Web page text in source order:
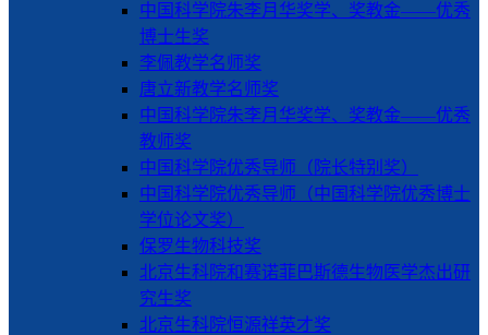
中国科学院朱李月华奖学、奖教金——优秀
博士生奖
李佩教学名师奖
唐立新教学名师奖
中国科学院朱李月华奖学、奖教金——优秀
教师奖
中国科学院优秀导师（院长特别奖）
中国科学院优秀导师（中国科学院优秀博士
学位论文奖）
保罗生物科技奖
北京生科院和赛诺菲巴斯德生物医学杰出研
究生奖
北京生科院恒源祥英才奖